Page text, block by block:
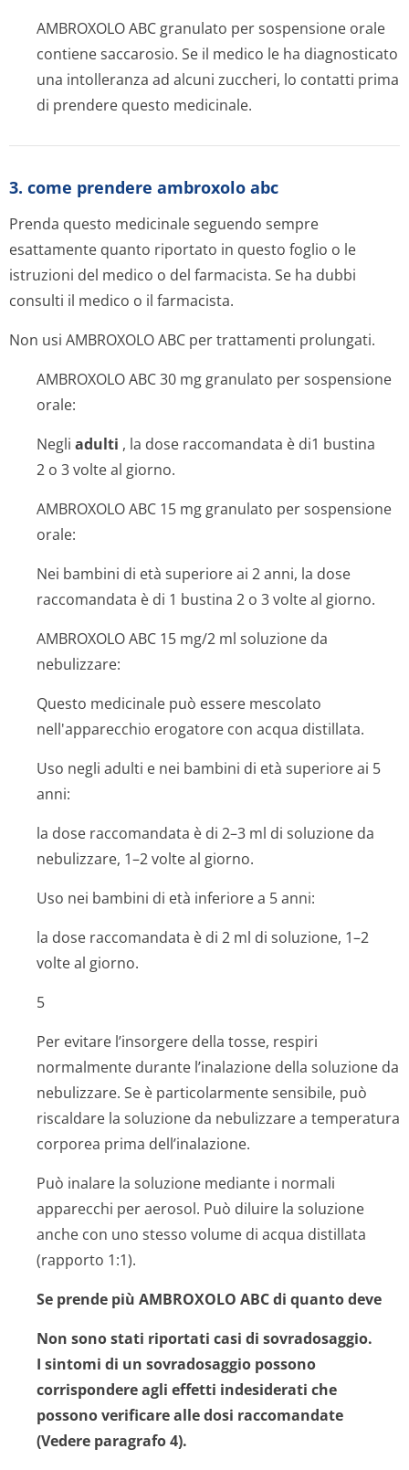
AMBROXOLO ABC granulato per sospensione orale
contiene saccarosio. Se il medico le ha diagnosticato
una intolleranza ad alcuni zuccheri, lo contatti prima
di prendere questo medicinale.
3. come prendere ambroxolo abc
Prenda questo medicinale seguendo sempre
esattamente quanto riportato in questo foglio o le
istruzioni del medico o del farmacista. Se ha dubbi
consulti il medico o il farmacista.
Non usi AMBROXOLO ABC per trattamenti prolungati.
AMBROXOLO ABC 30 mg granulato per sospensione
orale:
Negli adulti , la dose raccomandata è di1 bustina
2 o 3 volte al giorno.
AMBROXOLO ABC 15 mg granulato per sospensione
orale:
Nei bambini di età superiore ai 2 anni, la dose
raccomandata è di 1 bustina 2 o 3 volte al giorno.
AMBROXOLO ABC 15 mg/2 ml soluzione da
nebulizzare:
Questo medicinale può essere mescolato
nell'apparecchio erogatore con acqua distillata.
Uso negli adulti e nei bambini di età superiore ai 5
anni:
la dose raccomandata è di 2–3 ml di soluzione da
nebulizzare, 1–2 volte al giorno.
Uso nei bambini di età inferiore a 5 anni:
la dose raccomandata è di 2 ml di soluzione, 1–2
volte al giorno.
5
Per evitare l’insorgere della tosse, respiri
normalmente durante l’inalazione della soluzione da
nebulizzare. Se è particolarmente sensibile, può
riscaldare la soluzione da nebulizzare a temperatura
corporea prima dell’inalazione.
Può inalare la soluzione mediante i normali
apparecchi per aerosol. Può diluire la soluzione
anche con uno stesso volume di acqua distillata
(rapporto 1:1).
Se prende più AMBROXOLO ABC di quanto deve
Non sono stati riportati casi di sovradosaggio.
I sintomi di un sovradosaggio possono
corrispondere agli effetti indesiderati che
possono verificare alle dosi raccomandate
(Vedere paragrafo 4).